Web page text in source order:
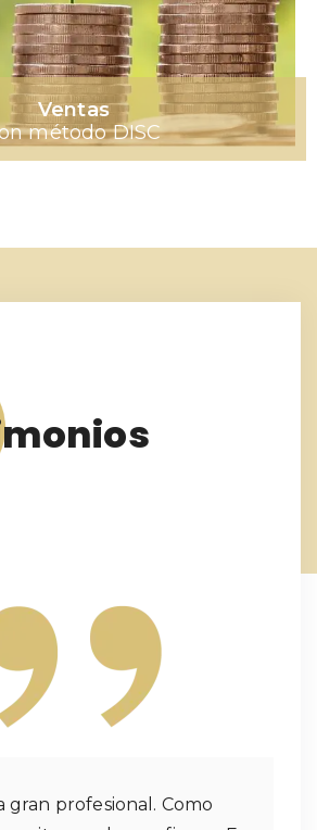
Ventas
método DISC
gran profesional. Como